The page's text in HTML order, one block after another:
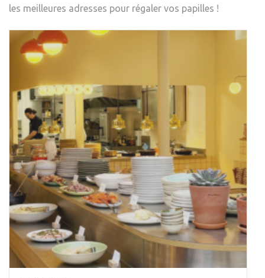
les meilleures adresses pour régaler vos papilles !